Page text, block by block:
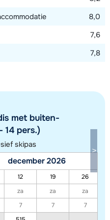
gebied
van onze accommodaties. De
8,0
7,6
7,8
met buiten-
14 pers.)
skipas
december 2026
12 19
26
za za
za
7 7
7